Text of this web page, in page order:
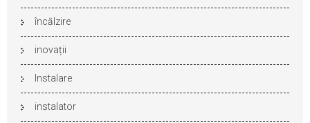
încălzire
inovații
Instalare
instalator